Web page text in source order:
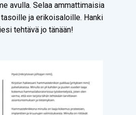
avulla. Selaa ammattimaisia
ja erikoisaloille. Hanki
tehtävä jo tänään!